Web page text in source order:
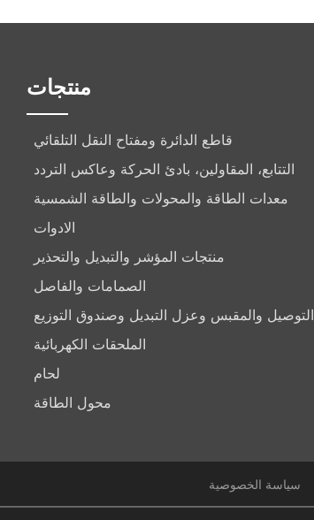
منتجات
قاطع الدائرة ومفتاح النقل التلقائي
التتابع، المقاولين، بادئ الحركة وعاكس التردد
معدات الطاقة والمحولات والطاقة الشمسية
الادوات
منتجات المؤشر والتبديل والتحذير
الصمامات والفاصل
التوصيل والمقبس وعزل التبديل وصندوق التوزيع
الملحقات الكهربائية
لحام
محول الطاقة
سياسة الخصوصية